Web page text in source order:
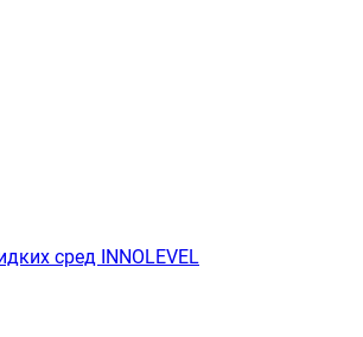
сред INNOLEVEL